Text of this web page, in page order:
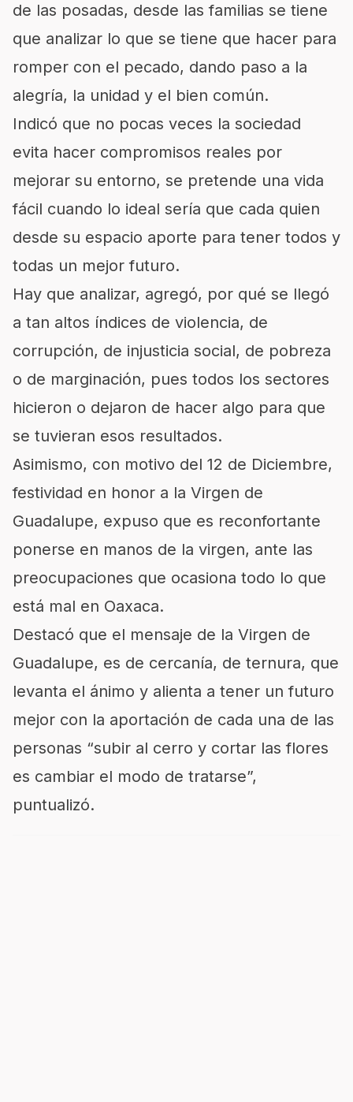
de las posadas, desde las familias se tiene
que analizar lo que se tiene que hacer para
romper con el pecado, dando paso a la
alegría, la unidad y el bien común.
Indicó que no pocas veces la sociedad
evita hacer compromisos reales por
mejorar su entorno, se pretende una vida
fácil cuando lo ideal sería que cada quien
desde su espacio aporte para tener todos y
todas un mejor futuro.
Hay que analizar, agregó, por qué se llegó
a tan altos índices de violencia, de
corrupción, de injusticia social, de pobreza
o de marginación, pues todos los sectores
hicieron o dejaron de hacer algo para que
se tuvieran esos resultados.
Asimismo, con motivo del 12 de Diciembre,
festividad en honor a la Virgen de
Guadalupe, expuso que es reconfortante
ponerse en manos de la virgen, ante las
preocupaciones que ocasiona todo lo que
está mal en Oaxaca.
Destacó que el mensaje de la Virgen de
Guadalupe, es de cercanía, de ternura, que
levanta el ánimo y alienta a tener un futuro
mejor con la aportación de cada una de las
personas “subir al cerro y cortar las flores
es cambiar el modo de tratarse”,
puntualizó.